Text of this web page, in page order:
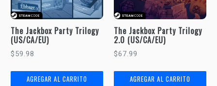
The Jackbox Party Trilogy
(US/CA/EU)
Precio
$59.98
The Jackbox Party Trilogy
2.0 (US/CA/EU)
Precio
$67.99